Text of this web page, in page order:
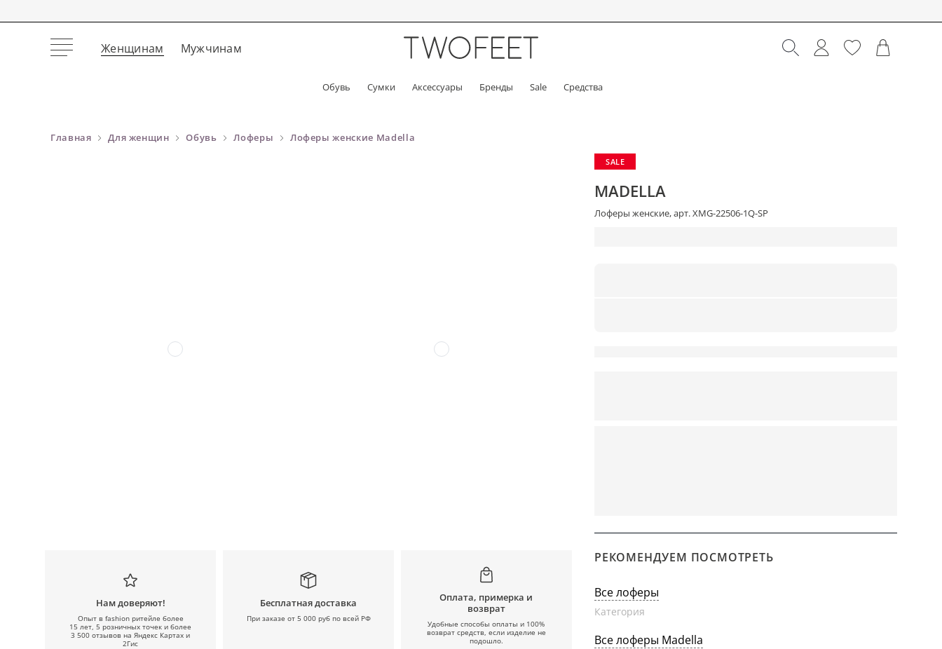
Женщинам Мужчинам
Обувь Сумки Аксессуары Бренды Sale Средства
Главная Для женщин Обувь Лоферы Лоферы женские Madella
Нам доверяют!
Опыт в fashion ритейле более
15 лет, 5 розничных точек и более
3 500 отзывов на Яндекс Картах и
2Гис
Бесплатная доставка
При заказе от 5 000 руб по всей РФ
Оплата, примерка и
возврат
Удобные способы оплаты и 100%
возврат средств, если изделие не
подошло.
SALE
MADELLA
Лоферы женские, арт. XMG-22506-1Q-SP
РЕКОМЕНДУЕМ ПОСМОТРЕТЬ
Все лоферы
Категория
Все лоферы Madella